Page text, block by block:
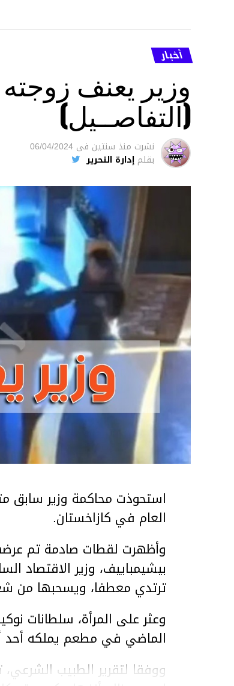
أخبار
وزير يعنف
(التفاصــيل)
نشرت منذ سنتين فى 06/04/2024
بقلم إدارة التحرير
استحوذت محاكمة وزير سابق
العام في كازاخستان.
وأظهرت لقطات صادمة تم
بيشيمباييف، وزير الاقتصاد
ترتدي معطفا، ويسحبها من
الماضي في مطعم يملكه أحد
ووفقا لتقرير الطبيب